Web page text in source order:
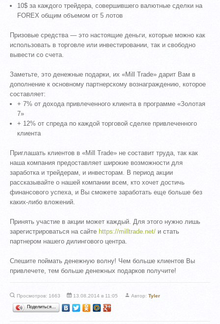
10$ за каждого трейдера, совершившего валютные сделки на
FOREX общим объемом от 5 лотов
Призовые средства — это настоящие деньги, которые можно как
использовать в торговле или инвестировании, так и свободно
вывести со счета.
Заметьте, это денежные подарки, их «Mill Trade» дарит Вам в
дополнение к основному партнерскому вознаграждению, которое
составляет:
+ 7% от дохода привлеченного клиента в программе «Золотая
7»
+ 12% от спреда по каждой торговой сделке привлеченного
клиента
Приглашать клиентов в «Mill Trade» не составит труда, так как
наша компания предоставляет широкие возможности для
заработка и трейдерам, и инвесторам. В период акции
рассказывайте о нашей компании всем, кто хочет достичь
финансового успеха, и Вы сможете заработать еще больше без
каких-либо вложений.
Принять участие в акции может каждый. Для этого нужно лишь
зарегистрироваться на сайте https://milltrade.net/ и стать
партнером нашего дилингового центра.
Спешите поймать денежную волну! Чем больше клиентов Вы
привлечете, тем больше денежных подарков получите!
Просмотров: 1663 13.08.2014 в 11:05 Автор:Tyler
Поделиться…